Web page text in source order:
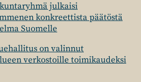
julkaisi
konkreettista päätöstä
Suomelle
on valinnut
verkostoille toimikaudeksi